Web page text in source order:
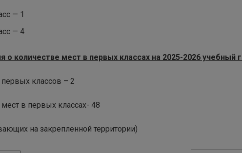
— 1
— 4
о количестве мест в первых классах на 2025-2026 учебный
классов – 2
в первых классах- 48
на закрепленной территории)